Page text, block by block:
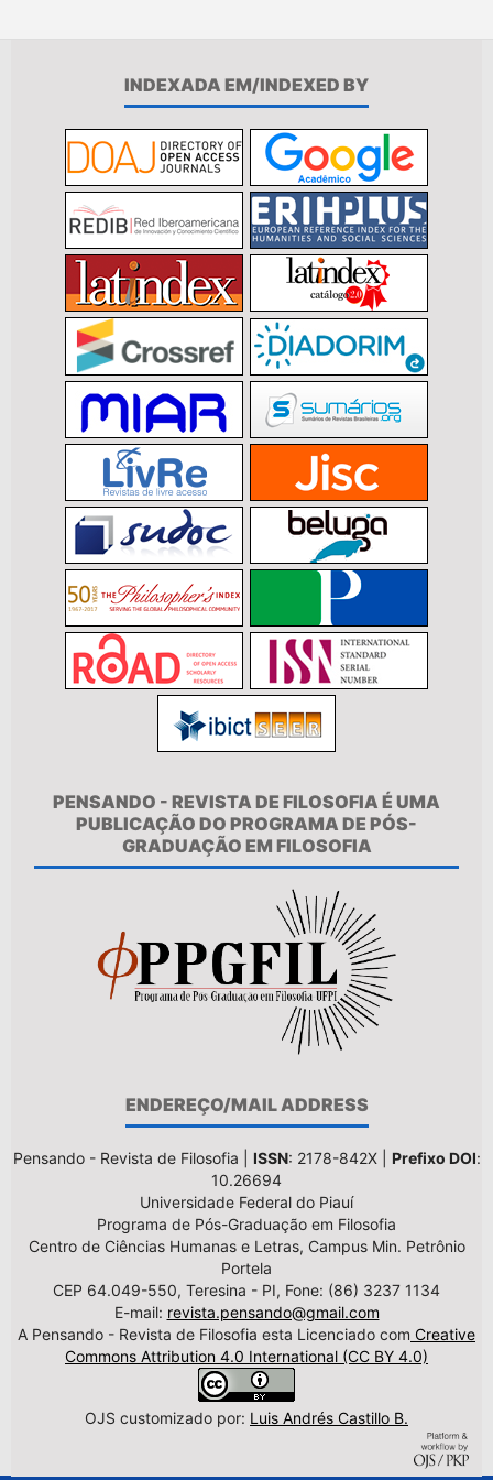
INDEXADA EM/INDEXED BY
PENSANDO - REVISTA DE FILOSOFIA É UMA
PUBLICAÇÃO DO PROGRAMA DE PÓS-
GRADUAÇÃO EM FILOSOFIA
ENDEREÇO/MAIL ADDRESS
Pensando - Revista de Filosofia | ISSN: 2178-842X | Prefixo DOI:
10.26694
Universidade Federal do Piauí
Programa de Pós-Graduação em Filosofia
Centro de Ciências Humanas e Letras, Campus Min. Petrônio
Portela
CEP 64.049-550, Teresina - PI, Fone: (86) 3237 1134
E-mail: revista.pensando@gmail.com
A Pensando - Revista de Filosofia esta Licenciado com Creative
Commons Attribution 4.0 International (CC BY 4.0)
OJS customizado por: Luis Andrés Castillo B.